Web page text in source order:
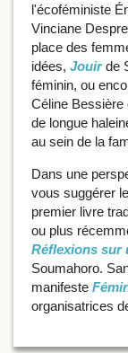
l'écoféministe
Vinciane
place des
idées, Jouirde
féminin, ou
Céline Bessière
de longue
au sein de la
Dans une
vous suggérer
premier livre
ou plus
Réflexions sur
Soumahoro.
manifeste
organisatrices